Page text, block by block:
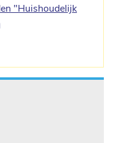
"Huishoudelijk